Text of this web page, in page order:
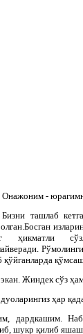
Онажоним -
Бизни ташлаб
Босган
ҳикматли
қўйганларда
Жиндек сўз
ҳар
дардкашим.
шукр қилиб